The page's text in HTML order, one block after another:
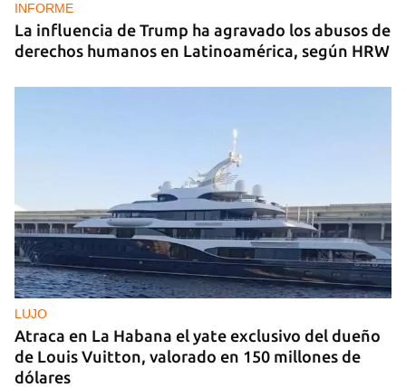
INFORME
La influencia de Trump ha agravado los abusos de
derechos humanos en Latinoamérica, según HRW
LUJO
Atraca en La Habana el yate exclusivo del dueño
de Louis Vuitton, valorado en 150 millones de
dólares